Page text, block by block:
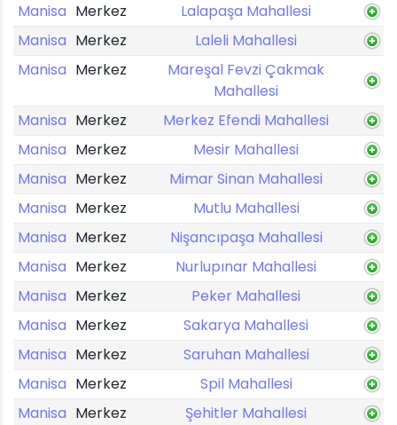
Manisa Merkez
Lalapaşa Mahallesi
Manisa Merkez
Laleli Mahallesi
Manisa Merkez
Mareşal Fevzi Çakmak
Mahallesi
Manisa Merkez
Merkez Efendi Mahallesi
Manisa Merkez
Mesir Mahallesi
Manisa Merkez
Mimar Sinan Mahallesi
Manisa Merkez
Mutlu Mahallesi
Manisa Merkez
Nişancıpaşa Mahallesi
Manisa Merkez
Nurlupınar Mahallesi
Manisa Merkez
Peker Mahallesi
Manisa Merkez
Sakarya Mahallesi
Manisa Merkez
Saruhan Mahallesi
Manisa Merkez
Spil Mahallesi
Manisa Merkez
Şehitler Mahallesi